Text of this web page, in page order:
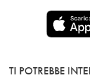
TI POTREBBE